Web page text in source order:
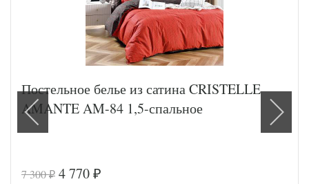
Постельное белье из сатина CRISTELLE
AMANTE AM-84 1,5-спальное
7 300₽ 4 770 ₽